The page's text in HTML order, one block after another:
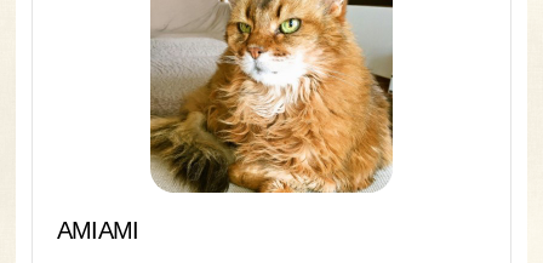
AMIAMI